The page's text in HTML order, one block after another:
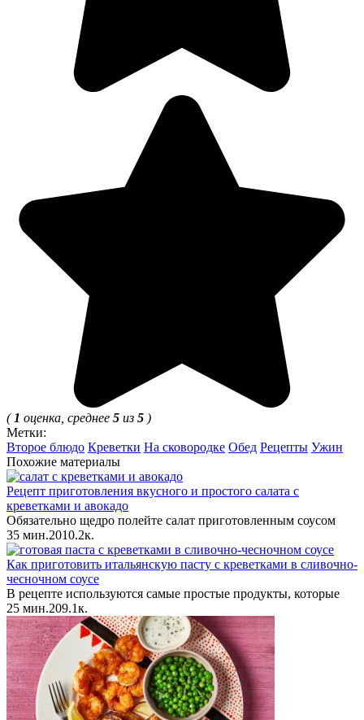
( 1 оценка, среднее 5 из 5 )
Метки:
Второе блюдо Креветки На сковородке Обед Рецепты Ужин
Похожие материалы
Рецепт приготовления вкусного и простого салата с
креветками и авокадо
Обязательно щедро полейте салат приготовленным соусом
35 мин.2010.2к.
Как приготовить итальянскую пасту с креветками в сливочно-
чесночном соусе
В рецепте используются самые простые продукты, которые
25 мин.209.1к.